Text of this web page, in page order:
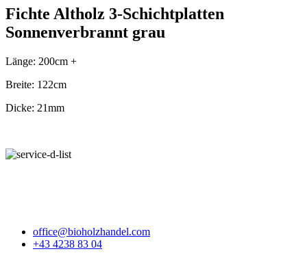
Fichte Altholz 3-Schichtplatten
Sonnenverbrannt grau
Länge: 200cm +
Breite: 122cm
Dicke: 21mm
office@bioholzhandel.com
+43 4238 83 04